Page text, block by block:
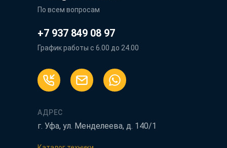
АДРЕС
г. Уфа, ул. Менделеева, д. 140/1
+7 937 849 08 97
График работы с 6.00 до 24.00
По всем вопросам